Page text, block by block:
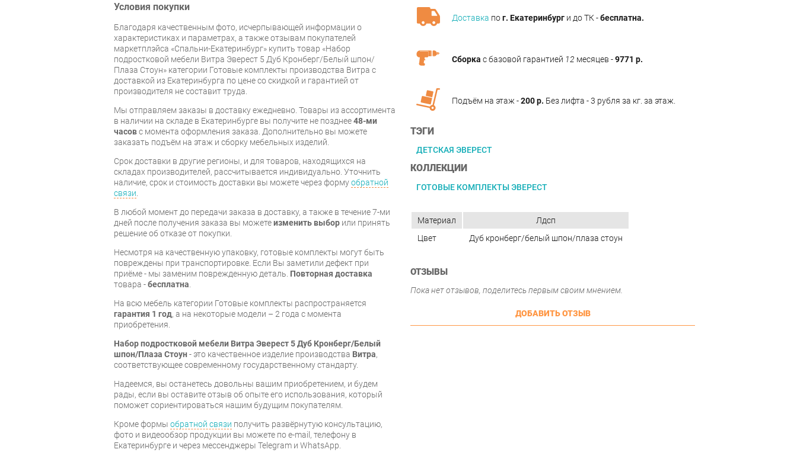
Доставка пог. Екатеринбург и до ТК -бесплатна.
Сборка с базовой гарантией 12 месяцев -9771 р.
Подъём на этаж -200 р. Без лифта - 3 рубля за кг. за этаж.
ТЭГИ
ДЕТСКАЯ ЭВЕРЕСТ
КОЛЛЕКЦИИ
ГОТОВЫЕ КОМПЛЕКТЫ ЭВЕРЕСТ
Условия покупки
Благодаря качественным фото, исчерпывающей информации о
характеристиках и параметрах, а также отзывам покупателей
маркетплэйса «Спальни-Екатеринбург» купить товар «Набор
подростковой мебели Витра Эверест 5 Дуб Кронберг/Белый шпон/
Плаза Стоун» категории Готовые комплекты производства Витра с
доставкой из Екатеринбурга по цене со скидкой и гарантией от
производителя не составит труда.
Мы отправляем заказы в доставку ежедневно. Товары из ассортимента
в наличии на складе в Екатеринбурге вы получите не позднее48-ми
часовс момента оформления заказа. Дополнительно вы можете
заказать подъём на этаж и сборку мебельных изделий.
Срок доставки в другие регионы, и для товаров, находящихся на
складах производителей, рассчитывается индивидуально. Уточнить
наличие, срок и стоимость доставки вы можете через формуобратной
связи.
В любой момент до передачи заказа в доставку, а также в течение 7-ми
дней после получения заказа вы можетеизменить выбор или принять
решение об отказе от покупки.
Несмотря на качественную упаковку, готовые комплекты могут быть
повреждены при транспортировке. Если Вы заметили дефект при
приёме - мы заменим поврежденную деталь. Повторная доставка
товара -бесплатна.
На всю мебель категории Готовые комплекты распространяется
гарантия 1 год, а на некоторые модели – 2 года с момента
приобретения.
Набор подростковой мебели Витра Эверест 5 Дуб Кронберг/Белый
шпон/Плаза Стоун- это качественное изделие производства Витра,
соответствующее современному государственному стандарту.
Надеемся, вы останетесь довольны вашим приобретением, и будем
рады, если вы оставите отзыв об опыте его использования, который
поможет сориентироваться нашим будущим покупателям.
Кроме формы обратной связи получить развёрнутую консультацию,
фото и видеообзор продукции вы можете по e-mail, телефону в
Екатеринбурге и через мессенджеры Telegram и WhatsApp.
Материал
Лдсп
Цвет
Дуб кронберг/белый шпон/плаза стоун
ОТЗЫВЫ
Пока нет отзывов, поделитесь первым своим мнением.
ДОБАВИТЬ ОТЗЫВ